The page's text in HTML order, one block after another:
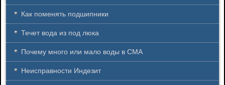
Как поменять подшипники
Течет вода из под люка
Почему много или мало воды в СМА
Неисправности Индезит